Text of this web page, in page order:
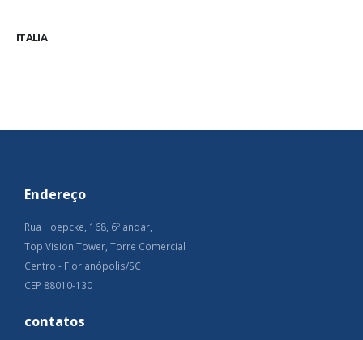
ITALIA
Endereço
Rua Hoepcke, 168, 6º andar,
Top Vision Tower, Torre Comercial
Centro - Florianópolis/SC
CEP 88010-130
contatos